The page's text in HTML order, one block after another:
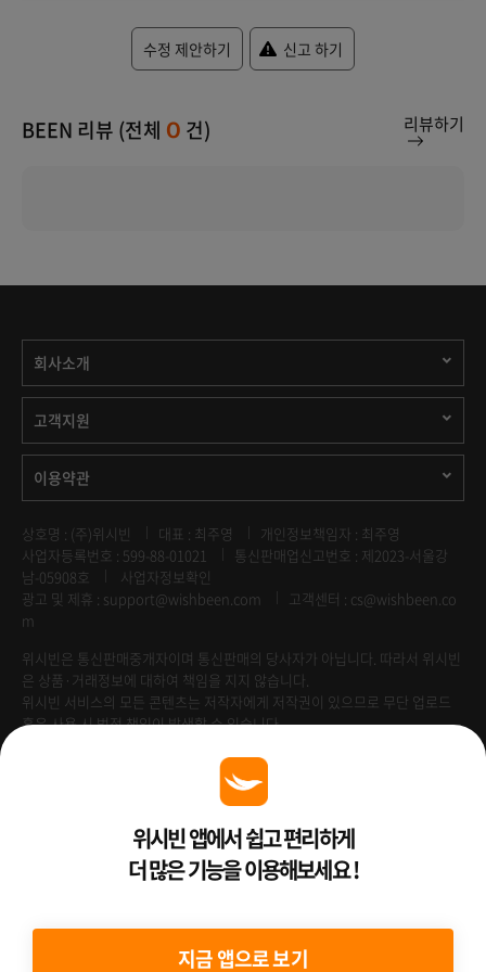
수정 제안하기 신고 하기
BEEN 리뷰 (전체 0 건) 리뷰하기
회사소개
고객지원
이용약관
상호명 : (주)위시빈 대표 : 최주영
개인정보책임자 : 최주영
사업자등록번호 : 599-88-01021
통신판매업신고번호 : 제2023-서울강
남-05908호
사업자정보확인
광고 및 제휴 : support@wishbeen.com
고객센터 : cs@wishbeen.co
m
위시빈은 통신판매중개자이며 통신판매의 당사자가 아닙니다. 따라서 위시빈
은 상품·거래정보에 대하여 책임을 지지 않습니다.
위시빈 서비스의 모든 콘텐츠는 저작자에게 저작권이 있으므로 무단 업로드
혹은 사용 시 법적 책임이 발생할 수 있습니다.
Venture Enterprise위시빈 앱에서 쉽고 편리하게
더 많은 기능을 이용해보세요 !
지금 앱으로 보기